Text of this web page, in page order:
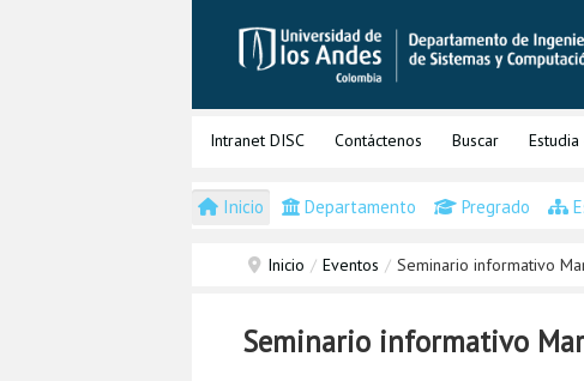
Intranet DISC Contáctenos Buscar
Inicio Departamento Pregrado
Inicio / Eventos / Seminario informativo
Seminario informativo